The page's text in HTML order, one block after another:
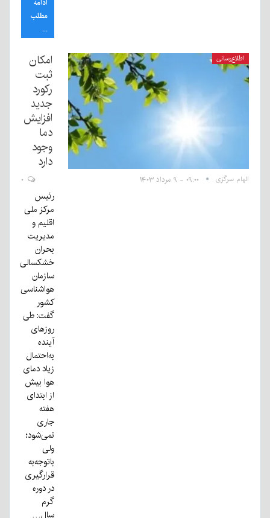
ادامه
مطلب
...
اطلاع‌رسانی
امکان
ثبت
رکورد
جدید
افزایش
دما
وجود
دارد
الهام سرگزی ۰۹:۰۰ - ۹ مرداد ۱۴۰۳
رئیس
مرکز ملی
اقلیم و
مدیریت
بحران
خشکسالی
سازمان
هواشناسی
کشور
گفت: طی
روزهای
آینده
به‌احتمال
زیاد دمای
هوا بیش
از ابتدای
هفته
جاری
نمی‌شود؛
ولی
باتوجه‌به
قرارگیری
در دوره
گرم
سال…